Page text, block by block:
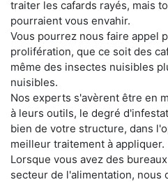
traiter les cafards rayés, mais
pourraient vous envahir.
Vous pourrez nous faire appel
prolifération, que ce soit des
même des insectes nuisibles
nuisibles.
Nos experts s'avèrent être en
à leurs outils, le degré
bien de votre structure, dans
meilleur traitement à appliquer.
Lorsque vous avez des
secteur de l'alimentation, nous